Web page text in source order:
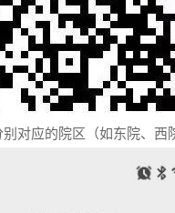
对应的院区（如东院、西